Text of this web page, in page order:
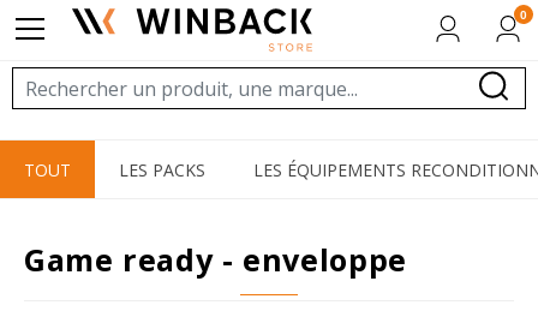
TOUT LES PACKS LES ÉQUIPEMENTS
game ready - enveloppe
0